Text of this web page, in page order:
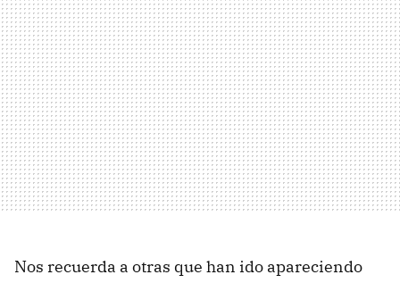
Nos recuerda a otras que han ido apareciendo